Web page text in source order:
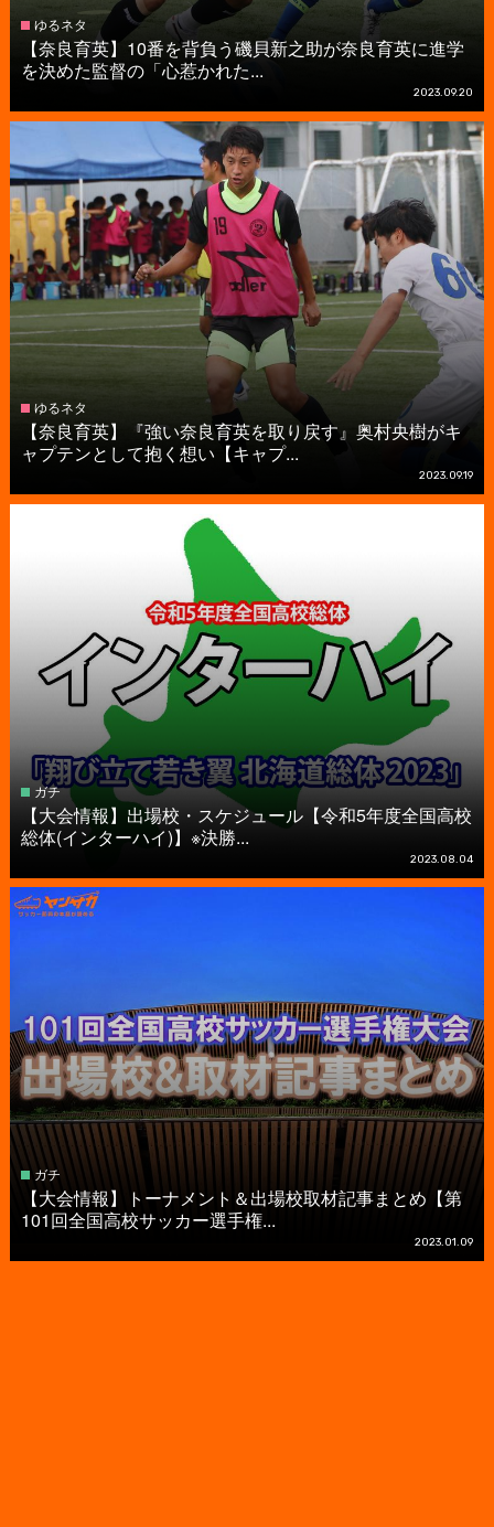
ゆるネタ
【奈良育英】10番を背負う磯貝新之助が奈良育英に進学
を決めた監督の「心惹かれた...
2023.09.20
ゆるネタ
【奈良育英】『強い奈良育英を取り戻す』奥村央樹がキ
ャプテンとして抱く想い【キャプ...
2023.09.19
ガチ
【大会情報】出場校・スケジュール【令和5年度全国高校
総体(インターハイ)】※決勝...
2023.08.04
ガチ
【大会情報】トーナメント＆出場校取材記事まとめ【第
101回全国高校サッカー選手権...
2023.01.09